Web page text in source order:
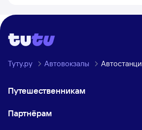
Туту.ру Автовокзалы
Путешественникам
Партнёрам